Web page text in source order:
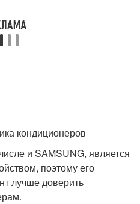
кондиционеров
и SAMSUNG, является
поэтому его
лучше доверить